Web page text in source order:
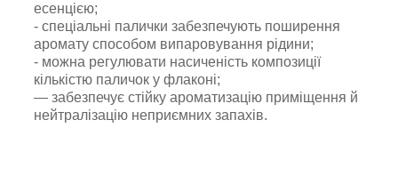
есенцією;
- спеціальні палички забезпечують поширення
аромату способом випаровування рідини;
- можна регулювати насиченість композиції
кількістю паличок у флаконі;
— забезпечує стійку ароматизацію приміщення й
нейтралізацію неприємних запахів.